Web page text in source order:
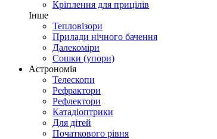
Кріплення для прицілів
Інше
Тепловізори
Прилади нічного бачення
Далекоміри
Сошки (упори)
Астрономія
Телескопи
Рефрактори
Рефлектори
Катадіоптрики
Для дітей
Початкового рівня